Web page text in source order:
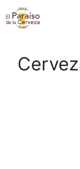
Saltar
al